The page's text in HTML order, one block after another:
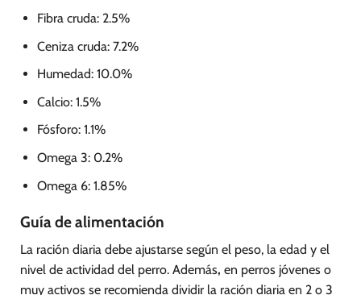
Fibra cruda: 2.5%
Ceniza cruda: 7.2%
Humedad: 10.0%
Calcio: 1.5%
Fósforo: 1.1%
Omega 3: 0.2%
Omega 6: 1.85%
Guía de alimentación
La ración diaria debe ajustarse según el peso, la edad y el
nivel de actividad del perro. Además, en perros jóvenes o
muy activos se recomienda dividir la ración diaria en 2 o 3